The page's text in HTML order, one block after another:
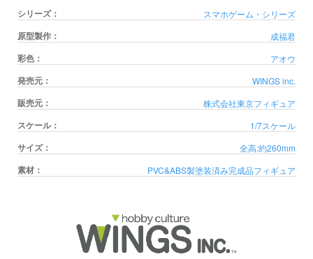
シリーズ： スマホゲーム・シリーズ
原型製作： 成福君
彩色： アオウ
発売元： WINGS inc.
販売元： 株式会社東京フィギュア
スケール： 1/7スケール
サイズ： 全高:約260mm
素材： PVC&ABS製塗装済み完成品フィギュア